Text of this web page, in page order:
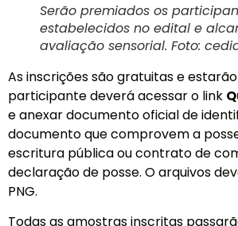
Serão premiados os
estabelecidos no edital e
avaliação sensorial. Foto:
As inscrições são gratuitas e
participante deverá acessar o link
e anexar documento oficial de
documento que comprovem a
escritura pública ou contrato de
declaração de posse. O arquivos
PNG.
Todas as amostras inscritas